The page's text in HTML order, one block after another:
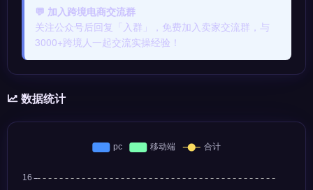
💬 加入跨境电商交流群
关注公众号后回复「入群」，免费加入卖家交流群，与
3000+跨境人一起交流实操经验！
数据统计